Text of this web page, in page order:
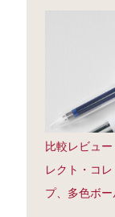
比較レビュ
レクト・コ
プ、多色ボ